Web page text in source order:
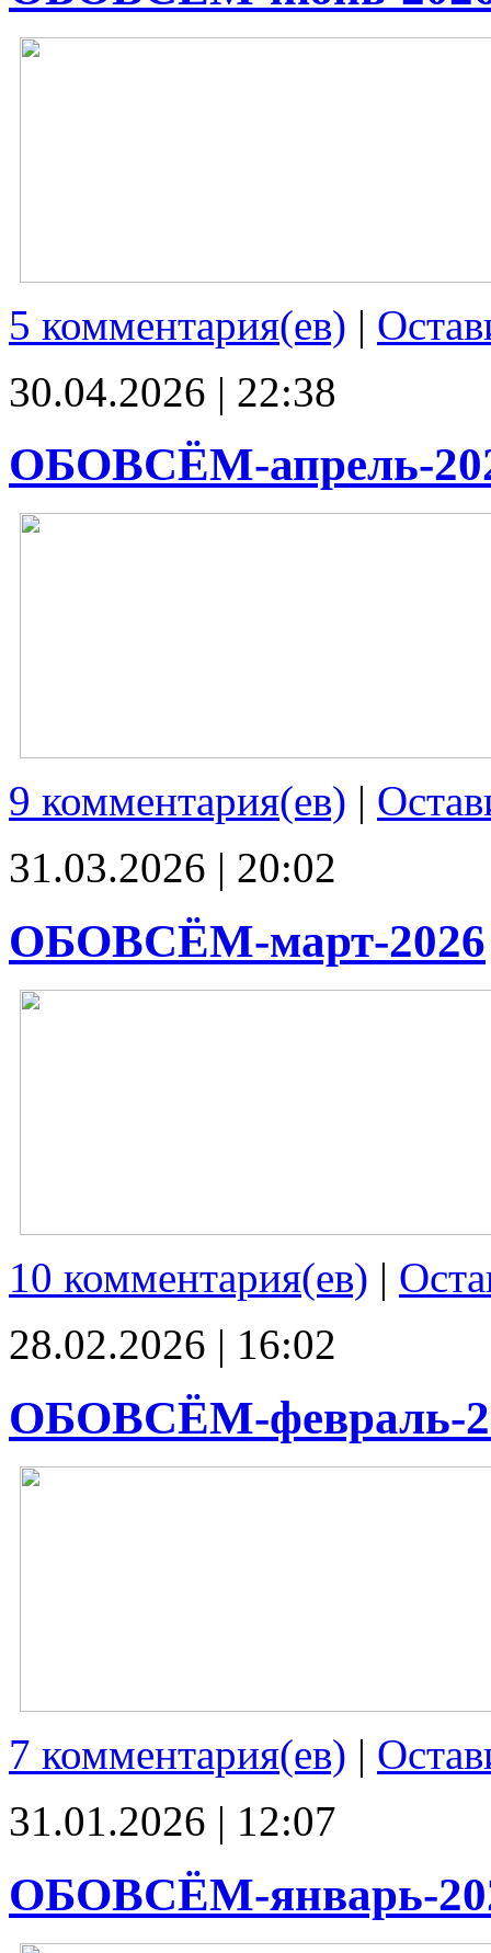
5 комментария(ев) |
30.04.2026 | 22:38
ОБОВСЁМ-апрель-
9 комментария(ев) |
31.03.2026 | 20:02
ОБОВСЁМ-март-2026
10 комментария(ев) |
28.02.2026 | 16:02
ОБОВСЁМ-февраль-
7 комментария(ев) |
31.01.2026 | 12:07
ОБОВСЁМ-январь-